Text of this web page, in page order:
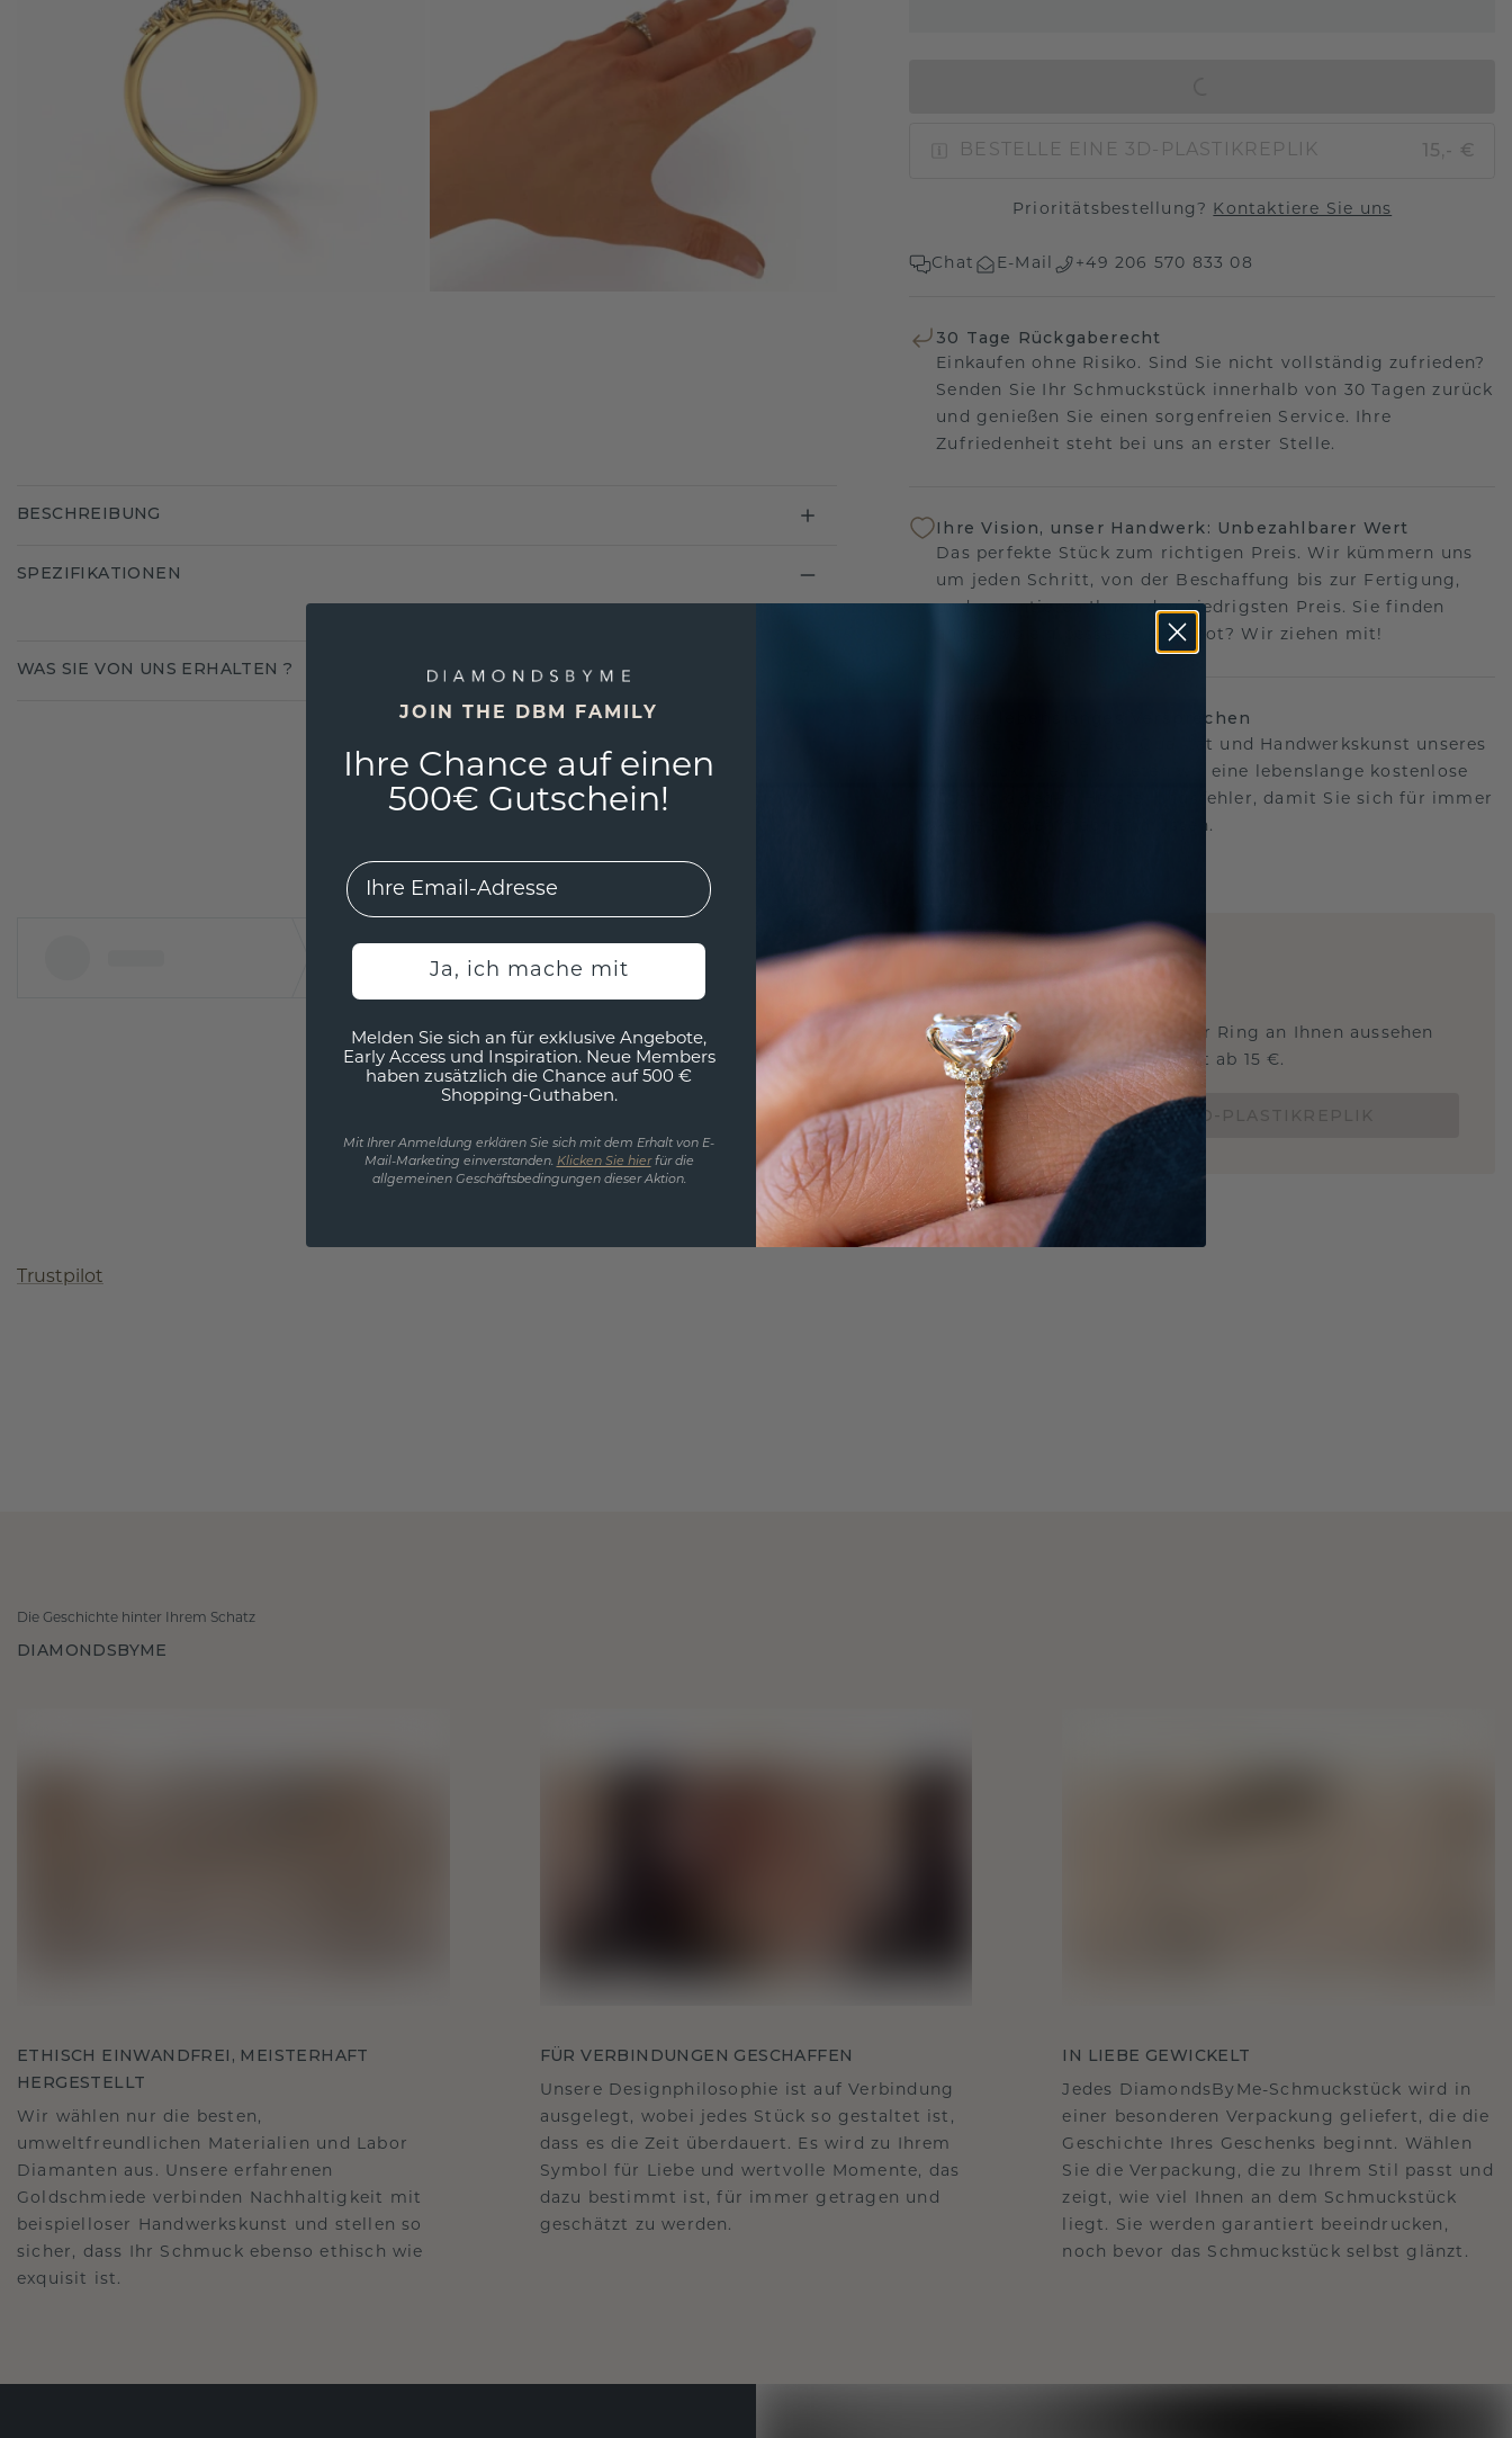
BESTELLE EINE 3D-PLASTIKREPLIK 15,- €
Prioritätsbestellung? Kontaktiere Sie uns
Chat E-Mail +49 206 570 833 08
30 Tage Rückgaberecht
Einkaufen ohne Risiko. Sind Sie nicht vollständig zufrieden?
Senden Sie Ihr Schmuckstück innerhalb von 30 Tagen zurück
und genießen Sie einen sorgenfreien Service. Ihre
Zufriedenheit steht bei uns an erster Stelle.
Ihre Vision, unser Handwerk: Unbezahlbarer Wert
Das perfekte Stück zum richtigen Preis. Wir kümmern uns
um jeden Schritt, von der Beschaffung bis zur Fertigung,
und garantieren Ihnen den niedrigsten Preis. Sie finden
anderswo ein besseres Angebot? Wir ziehen mit!
Unser lebenslanges Versprechen
Wir stehen hinter der Qualität und Handwerkskunst unseres
Schmucks.Deshalb bieten wir eine lebenslange kostenlose
Garantie gegen Herstellungsfehler, damit Sie sich für immer
keine Sorgen machen müssen.
3D MUSTERSCHMUCK
Wollen Sie wissen, wie dieser Ring an Ihnen aussehen
würde und ob er passt? Jetzt ab 15 €.
BESTELLE EINE 3D-PLASTIKREPLIK
BESCHREIBUNG
SPEZIFIKATIONEN
WAS SIE VON UNS ERHALTEN ?
Trustpilot
Die Geschichte hinter Ihrem Schatz
DIAMONDSBYME
ETHISCH EINWANDFREI, MEISTERHAFT
HERGESTELLT
Wir wählen nur die besten,
umweltfreundlichen Materialien und Labor
Diamanten aus. Unsere erfahrenen
Goldschmiede verbinden Nachhaltigkeit mit
beispielloser Handwerkskunst und stellen so
sicher, dass Ihr Schmuck ebenso ethisch wie
exquisit ist.
FÜR VERBINDUNGEN GESCHAFFEN
Unsere Designphilosophie ist auf Verbindung
ausgelegt, wobei jedes Stück so gestaltet ist,
dass es die Zeit überdauert. Es wird zu Ihrem
Symbol für Liebe und wertvolle Momente, das
dazu bestimmt ist, für immer getragen und
geschätzt zu werden.
IN LIEBE GEWICKELT
Jedes DiamondsByMe-Schmuckstück wird in
einer besonderen Verpackung geliefert, die die
Geschichte Ihres Geschenks beginnt. Wählen
Sie die Verpackung, die zu Ihrem Stil passt und
zeigt, wie viel Ihnen an dem Schmuckstück
liegt. Sie werden garantiert beeindrucken,
noch bevor das Schmuckstück selbst glänzt.
JOIN THE DBM FAMILY
Ihre Chance auf einen
500€ Gutschein!
EMail
Ja, ich mache mit
Melden Sie sich an für exklusive Angebote,
Early Access und Inspiration. Neue Members
haben zusätzlich die Chance auf 500 €
Shopping-Guthaben.
Mit Ihrer Anmeldung erklären Sie sich mit dem Erhalt von E-
Mail-Marketing einverstanden. Klicken Sie hierfür die
allgemeinen Geschäftsbedingungen dieser Aktion.